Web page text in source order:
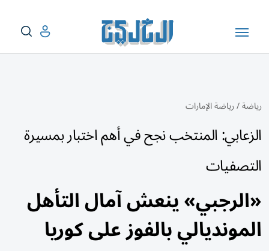
رياضة/رياضة الإمارات
الزعابي: المنتخب نجح في أهم اختبار بمسيرة
التصفيات
«الرجبي» ينعش آمال التأهل
المونديالي بالفوز على كوريا